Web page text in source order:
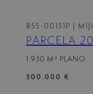
DE
855-00151P |
PARCELA 20
1.930 M² PLANO
500.000 €